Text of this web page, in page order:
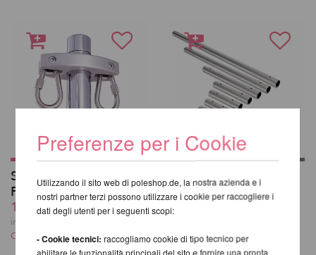
SILKii - Attacco per X-
Pole per Tessuti Aerei
120,00 EUR
incl. 20 % UST escl.
Costi di spedizione
Prolunghe per X-Pole
da 29,24 EUR
incl. 20 % UST escl.
Preferenze per i Cookie
Utilizzando il sito web di poleshop.de, la nostra azienda e i
nostri partner terzi possono utilizzare i cookie per raccogliere i
dati degli utenti per i seguenti scopi:
- Cookie tecnici: raccogliamo cookie di tipo tecnico per
abilitare le funzionalità principali del sito e fornire una pronta